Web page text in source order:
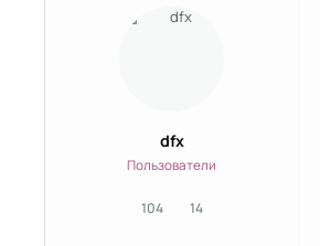
dfx
Пользователи
104сообщения
14Репутация